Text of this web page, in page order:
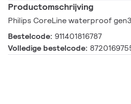
Productomschrijving
Philips CoreLine waterproof
Bestelcode: 911401816787
Volledige bestelcode: